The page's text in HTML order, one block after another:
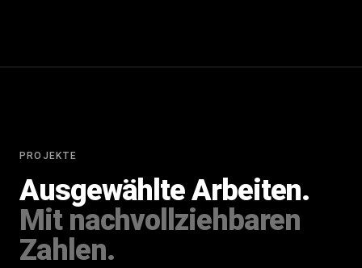
PROJEKTE
Ausgewählte Arbeiten.
Mit nachvollziehbaren
Zahlen.